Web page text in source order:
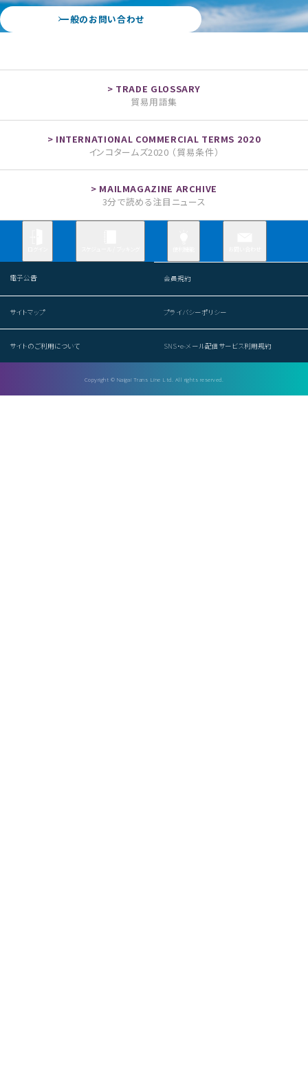
一般のお問い合わせ
貿易用語集
インコタームズ2020 （貿易条件）
3分で読める注目ニュース
電子公告 会員規約
サイトマップ プライバシーポリシー
サイトのご利用について SNS・e-メール配信サービス利用規約
Copyright © Naigai Trans Line Ltd. All rights reserved.